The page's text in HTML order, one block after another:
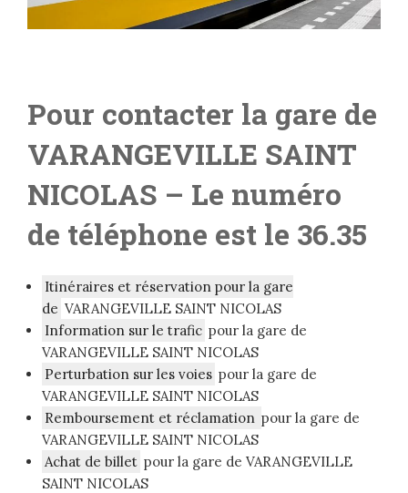
Pour contacter la gare de
VARANGEVILLE SAINT
NICOLAS – Le numéro
de téléphone est le 36.35
Itinéraires et réservation pour la gare
de VARANGEVILLE SAINT NICOLAS
Information sur le trafic pour la gare de
VARANGEVILLE SAINT NICOLAS
Perturbation sur les voies pour la gare de
VARANGEVILLE SAINT NICOLAS
Remboursement et réclamation pour la gare de
VARANGEVILLE SAINT NICOLAS
Achat de billet pour la gare de VARANGEVILLE
SAINT NICOLAS